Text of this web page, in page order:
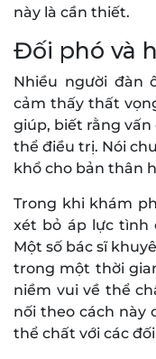
này là cần thiết.
Đối phó và
Nhiều người đàn
cảm thấy thất
giúp, biết rằng
thể điều trị. Nói
khổ cho bản thân
Trong khi khám
xét bỏ áp lực tình
Một số bác sĩ
trong một thời
niềm vui về thể
nối theo cách này
thể chất với các